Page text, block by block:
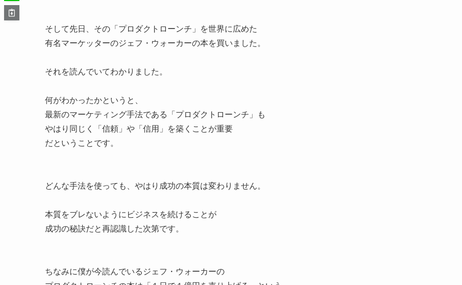
そして先日、その「プロダクトローンチ」を世界に広めた
有名マーケッターのジェフ・ウォーカーの本を買いました。
それを読んでいてわかりました。
何がわかったかというと、
最新のマーケティング手法である「プロダクトローンチ」も
やはり同じく「信頼」や「信用」を築くことが重要
だということです。
どんな手法を使っても、やはり成功の本質は変わりません。
本質をブレないようにビジネスを続けることが
成功の秘訣だと再認識した次第です。
ちなみに僕が今読んでいるジェフ・ウォーカーの